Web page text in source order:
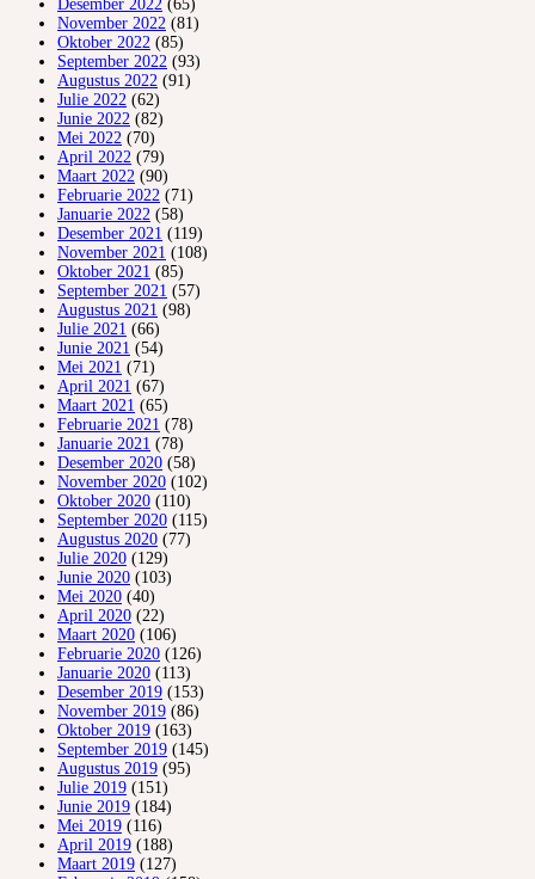
Desember 2022 (65)
November 2022 (81)
Oktober 2022 (85)
September 2022 (93)
Augustus 2022 (91)
Julie 2022 (62)
Junie 2022 (82)
Mei 2022 (70)
April 2022 (79)
Maart 2022 (90)
Februarie 2022 (71)
Januarie 2022 (58)
Desember 2021 (119)
November 2021 (108)
Oktober 2021 (85)
September 2021 (57)
Augustus 2021 (98)
Julie 2021 (66)
Junie 2021 (54)
Mei 2021 (71)
April 2021 (67)
Maart 2021 (65)
Februarie 2021 (78)
Januarie 2021 (78)
Desember 2020 (58)
November 2020 (102)
Oktober 2020 (110)
September 2020 (115)
Augustus 2020 (77)
Julie 2020 (129)
Junie 2020 (103)
Mei 2020 (40)
April 2020 (22)
Maart 2020 (106)
Februarie 2020 (126)
Januarie 2020 (113)
Desember 2019 (153)
November 2019 (86)
Oktober 2019 (163)
September 2019 (145)
Augustus 2019 (95)
Julie 2019 (151)
Junie 2019 (184)
Mei 2019 (116)
April 2019 (188)
Maart 2019 (127)